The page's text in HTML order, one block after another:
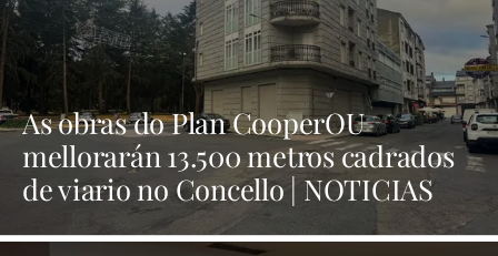
As obras do Plan CooperOU
mellorarán 13.500 metros cadrados
de viario no Concello | NOTICIAS